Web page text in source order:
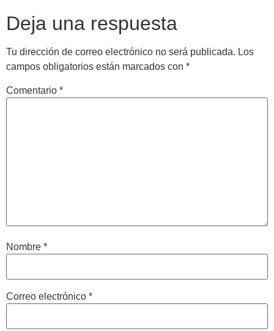
Deja una respuesta
Tu dirección de correo electrónico no será publicada. Los
campos obligatorios están marcados con *
Comentario *
Nombre *
Correo electrónico *